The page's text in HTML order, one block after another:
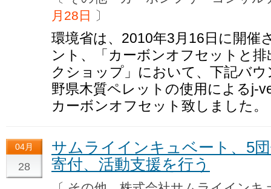
月28日
〕
環境省は、2010年3月16日に開催
ント、「カーボンオフセットと
クショップ」において、下記バ
野県木質ペレットの使用によるj-
カーボンオフセット致しました。
04月
28
サムライインキュベート、5
寄付、活動支援を行う